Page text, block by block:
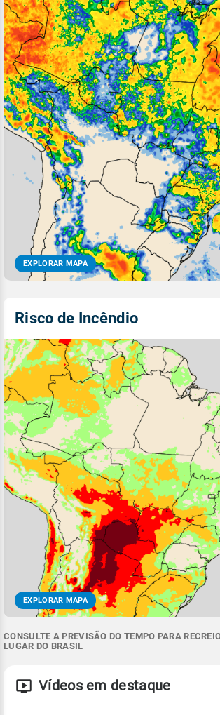
EXPLORAR MAPA
Risco de Incêndio
EXPLORAR MAPA
CONSULTE A PREVISÃO DO TEMPO PARA
LUGAR DO BRASIL
Vídeos em destaque